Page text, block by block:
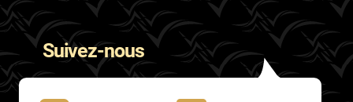
Suivez-nous